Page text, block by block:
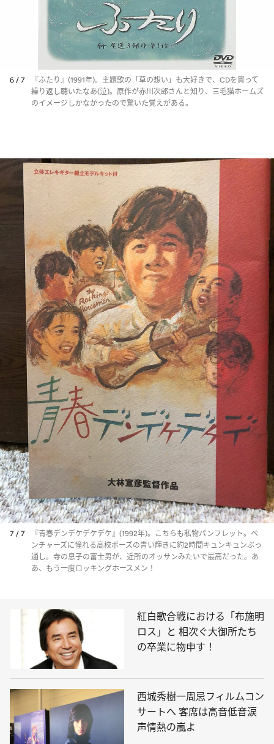
6 / 7
『ふたり』(1991年)。主題歌の「草の想い」も大好きで、CDを買って
繰り返し聴いたなあ(泣)。原作が赤川次郎さんと知り、三毛猫ホームズ
のイメージしかなかったので驚いた覚えがある。
7 / 7
『青春デンデケデケデケ』(1992年)。こちらも私物パンフレット。ベ
ンチャーズに憧れる高校ボーズの青い輝きに約2時間キュンキュンぶっ
通し。寺の息子の富士男が、近所のオッサンみたいで最高だった。あ
あ、もう一度ロッキングホースメン！
紅白歌合戦における「布施明
ロス」と 相次ぐ大御所たち
の卒業に物申す！
西城秀樹一周忌フィルムコン
サートへ 客席は高音低音涙
声情熱の嵐よ